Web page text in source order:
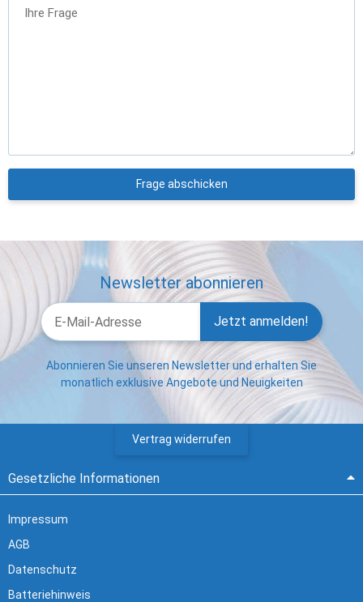
Ihre Frage
Frage abschicken
Newsletter abonnieren
Jetzt anmelden!
Abonnieren Sie unseren Newsletter und erhalten Sie
monatlich exklusive Angebote und Neuigkeiten
Vertrag widerrufen
Gesetzliche Informationen
Impressum
AGB
Datenschutz
Batteriehinweis